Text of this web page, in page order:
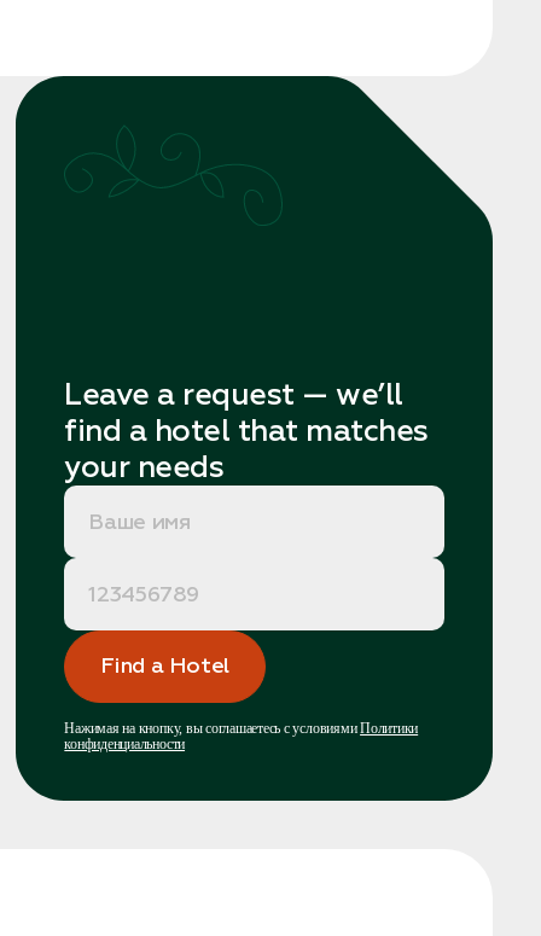
Leave a request — we’ll
find a hotel that matches
your needs
Find a Hotel
Нажимая на кнопку, вы соглашаетесь с условиямиПолитики
конфиденциальности